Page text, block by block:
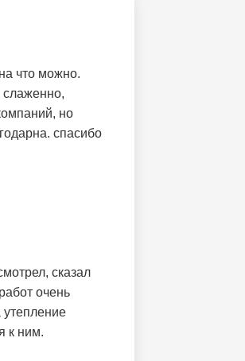
что можно.
слаженно,
но
спасибо
сказал
очень
утепление
к ним.